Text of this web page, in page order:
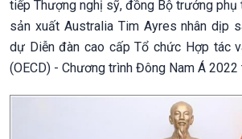
tiếp Thượng nghị sỹ, đồng Bộ trưởng phụ
sản xuất Australia Tim Ayres nhân dịp
dự Diễn đàn cao cấp Tổ chức Hợp tác
(OECD) - Chương trình Đông Nam Á 2022